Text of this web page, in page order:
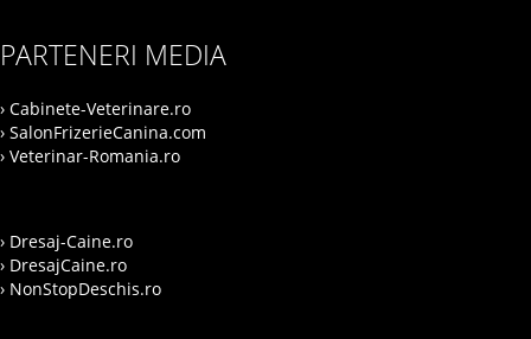
PARTENERI MEDIA
› Cabinete-Veterinare.ro
› SalonFrizerieCanina.com
› Veterinar-Romania.ro
› Dresaj-Caine.ro
› DresajCaine.ro
› NonStopDeschis.ro